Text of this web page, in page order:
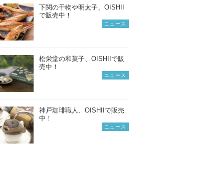
下関の干物や明太子、OISHII
で販売中！
ニュース
松栄堂の和菓子、OISHIIで販
売中！
ニュース
神戸珈琲職人、OISHIIで販売
中！
ニュース